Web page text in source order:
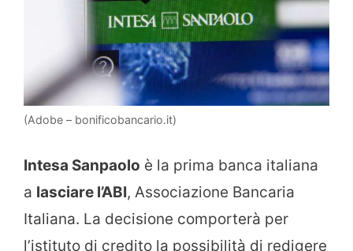
(Adobe – bonificobancario.it)
Intesa Sanpaolo è la prima banca italiana
a lasciare l’ABI, Associazione Bancaria
Italiana. La decisione comporterà per
l’istituto di credito la possibilità di redigere